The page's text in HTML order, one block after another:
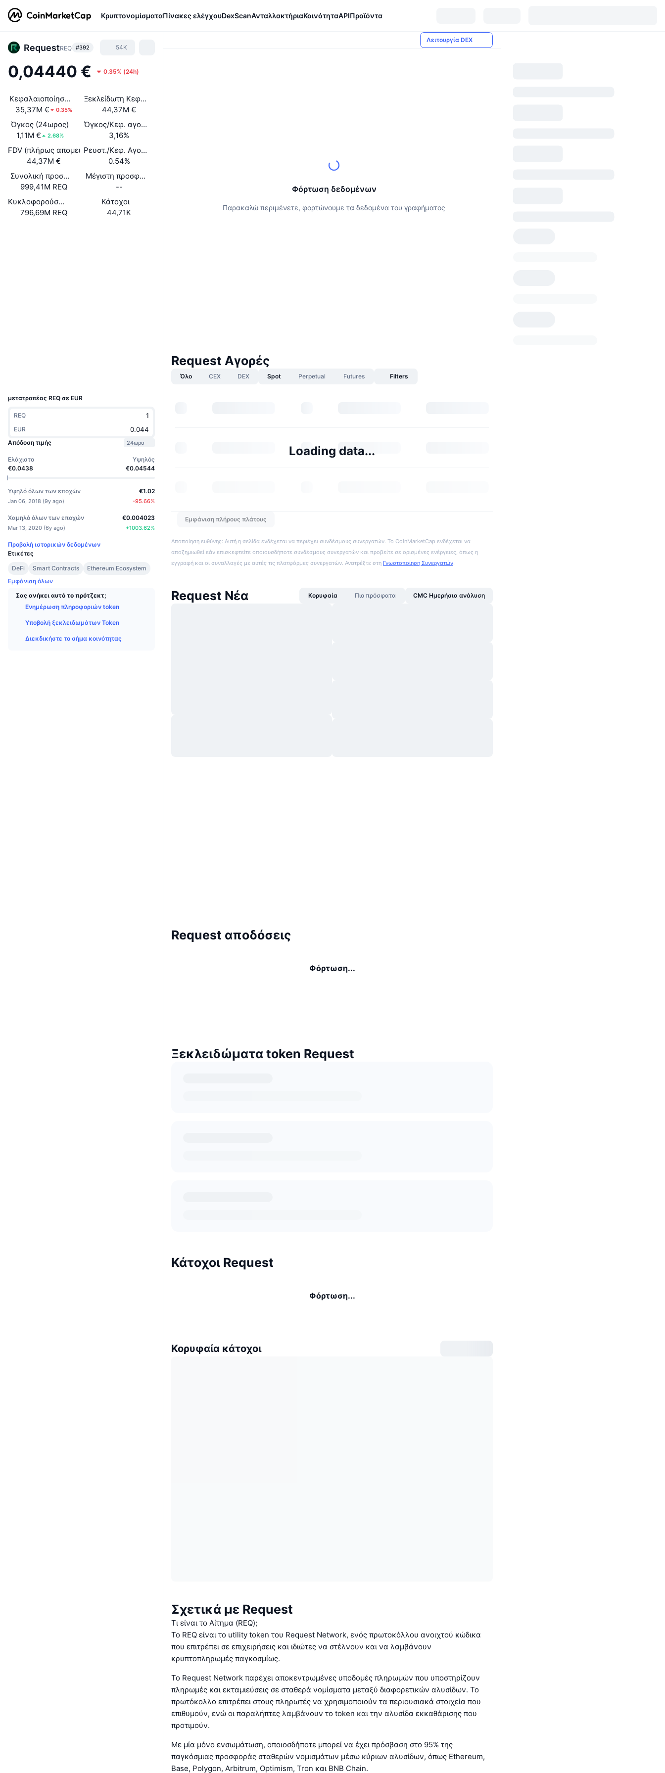
ΚρυπτονομίσματαΠίνακες ελέγχουDexScanΑνταλλακτήριαΚοινότηταAPIΠροϊόντα
RequestREQ #392 54K
0,04440 € 0.35% (24h)
Κεφαλαιοποίηση αγοράς
35,37M €
0.35%
Ξεκλείδωτη Κεφαλαιοποίηση Αγοράς
44,37M €
Όγκος (24ωρος)
1,11M €
2.68%
Όγκος/Κεφ. αγοράς (24ώ)
3,16%
FDV (πλήρως απομειωμένη αξία)
44,37M €
Ρευστ./Κεφ. Αγοράς
0.54%
Συνολική προσφορά
999,41M REQ
Μέγιστη προσφορά
--
Κυκλοφορούσα Προσφορά
796,69M REQ
Κάτοχοι
44,71K
μετατροπέας REQ σε EUR
REQ
EUR
Απόδοση τιμής
24ωρο
Ελάχιστο
€0.0438
Υψηλός
€0.04544
Υψηλό όλων των εποχών
Jan 06, 2018 (9y ago)
€1.02
-95.66%
Χαμηλό όλων των εποχών
Mar 13, 2020 (6y ago)
€0.004023
+1003.62%
Προβολή ιστορικών δεδομένων
Ετικέτες
DeFi
Smart Contracts
Ethereum Ecosystem
Εμφάνιση όλων
Σας ανήκει αυτό το πρότζεκτ;
Ενημέρωση πληροφοριών token
Υποβολή ξεκλειδωμάτων Token
Διεκδικήστε το σήμα κοινότητας
Λειτουργία DEX
Φόρτωση δεδομένων
Παρακαλώ περιμένετε, φορτώνουμε τα δεδομένα του γραφήματος
Request Αγορές
Όλο CEX DEX Spot Perpetual Futures Filters
Loading data...
Εμφάνιση πλήρους πλάτους
Αποποίηση ευθύνης: Αυτή η σελίδα ενδέχεται να περιέχει συνδέσμους συνεργατών. Το CoinMarketCap ενδέχεται να
αποζημιωθεί εάν επισκεφτείτε οποιουσδήποτε συνδέσμους συνεργατών και προβείτε σε ορισμένες ενέργειες, όπως η
εγγραφή και οι συναλλαγές με αυτές τις πλατφόρμες συνεργατών. Ανατρέξτε στη Γνωστοποίηση Συνεργατών.
Request Νέα Κορυφαία Πιο πρόσφατα CMC Ημερήσια ανάλυση
Request αποδόσεις
Φόρτωση...
Ξεκλειδώματα token Request
Κάτοχοι Request
Φόρτωση...
Κορυφαία κάτοχοι
Σχετικά με Request
Τι είναι το Αίτημα (REQ);
Το REQ είναι το utility token του Request Network, ενός πρωτοκόλλου ανοιχτού κώδικα
που επιτρέπει σε επιχειρήσεις και ιδιώτες να στέλνουν και να λαμβάνουν
κρυπτοπληρωμές παγκοσμίως.
Το Request Network παρέχει αποκεντρωμένες υποδομές πληρωμών που υποστηρίζουν
πληρωμές και εκταμιεύσεις σε σταθερά νομίσματα μεταξύ διαφορετικών αλυσίδων. Το
πρωτόκολλο επιτρέπει στους πληρωτές να χρησιμοποιούν τα περιουσιακά στοιχεία που
επιθυμούν, ενώ οι παραλήπτες λαμβάνουν το token και την αλυσίδα εκκαθάρισης που
προτιμούν.
Με μία μόνο ενσωμάτωση, οποιοσδήποτε μπορεί να έχει πρόσβαση στο 95% της
παγκόσμιας προσφοράς σταθερών νομισμάτων μέσω κύριων αλυσίδων, όπως Ethereum,
Base, Polygon, Arbitrum, Optimism, Tron και BNB Chain.